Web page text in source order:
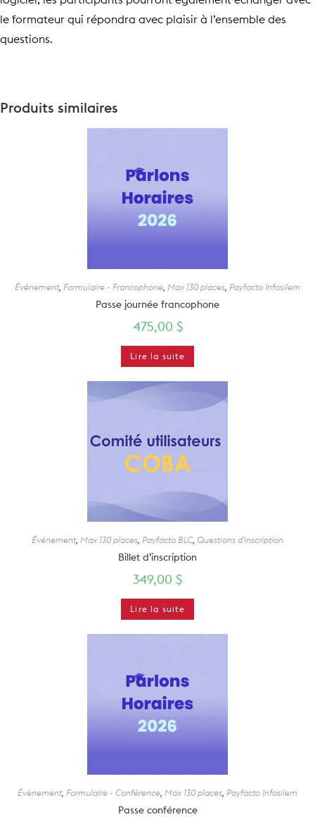
le formateur qui répondra avec plaisir à l’ensemble des
questions.
Produits similaires
Événement, Formulaire - Francophone Max 130 places Payfacto Infosilem
Passe journée francophone
475,00 $
Lire la suite
Événement, Max 130 places Payfacto BLC, Questions d'inscription
Billet d’inscription
349,00 $
Lire la suite
Événement, Formulaire - Conférence Max 130 places Payfacto Infosilem
Passe conférence